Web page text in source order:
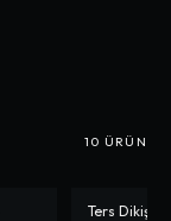
10 ÜRÜN
-%50
Ters Dikiş